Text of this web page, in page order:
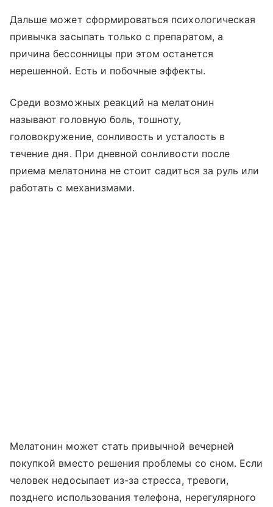
Дальше может сформироваться психологическая
привычка засыпать только с препаратом, а
причина бессонницы при этом останется
нерешенной. Есть и побочные эффекты.
Среди возможных реакций на мелатонин
называют головную боль, тошноту,
головокружение, сонливость и усталость в
течение дня. При дневной сонливости после
приема мелатонина не стоит садиться за руль или
работать с механизмами.
Мелатонин может стать привычной вечерней
покупкой вместо решения проблемы со сном. Если
человек недосыпает из-за стресса, тревоги,
позднего использования телефона, нерегулярного